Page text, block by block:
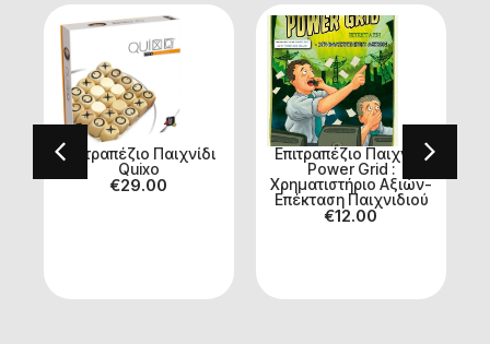
Επιτραπέζιο Παιχνίδι
Quixo
€29.00
Επιτραπέζιο Παιχνίδι
Power Grid :
Χρηματιστήριο Αξιών-
Επέκταση Παιχνιδιού
€12.00